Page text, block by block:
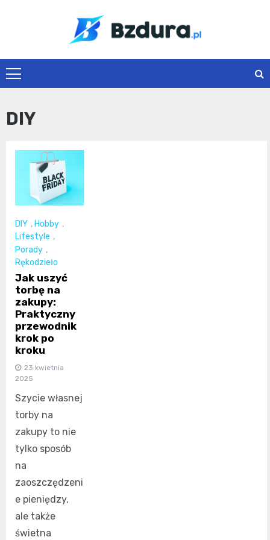
Bzdura.pl
DIY
DIY , Hobby ,
Lifestyle ,
Porady ,
Rękodzieło
Jak uszyć
torbę na
zakupy:
Praktyczny
przewodnik
krok po
kroku
23 kwietnia
2025
Szycie własnej
torby na
zakupy to nie
tylko sposób
na
zaoszczędzeni
e pieniędzy,
ale także
świetna